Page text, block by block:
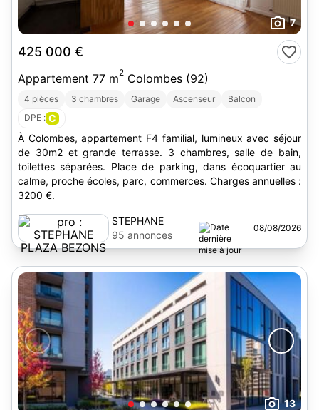
7
425 000 €
Appartement 77 m2 Colombes (92)
4 pièces 3 chambres Garage Ascenseur
Balcon
DPE : C
À Colombes, appartement F4 familial, lumineux avec séjour
de 30m2 et grande terrasse. 3 chambres, salle de bain,
toilettes séparées. Place de parking, dans écoquartier au
calme, proche écoles, parc, commerces. Charges annuelles :
3200 €.
STEPHANE
PLAZA BEZONS
95 annonces
08/08/2026
13